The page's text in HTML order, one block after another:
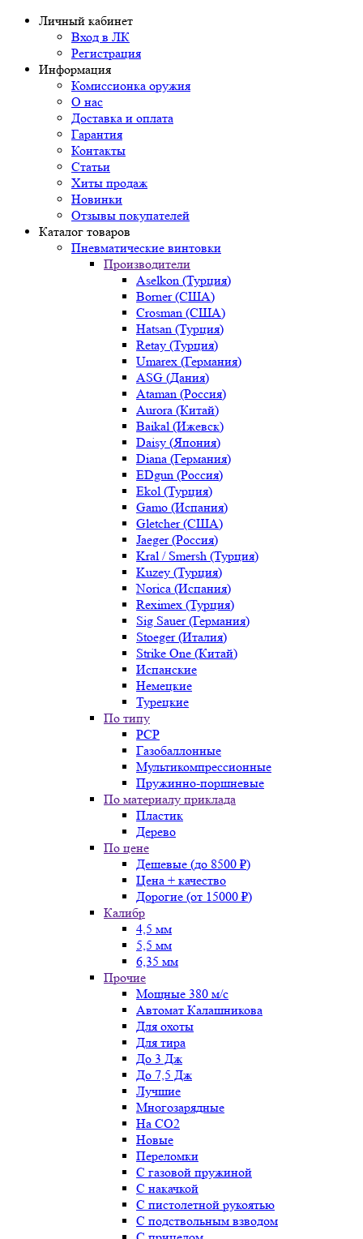
Личный кабинет
Вход в ЛК
Регистрация
Информация
Комиссионка оружия
О нас
Доставка и оплата
Гарантия
Контакты
Статьи
Хиты продаж
Новинки
Отзывы покупателей
Каталог товаров
Пневматические винтовки
Производители
Aselkon (Турция)
Borner (США)
Crosman (США)
Hatsan (Турция)
Retay (Турция)
Umarex (Германия)
ASG (Дания)
Ataman (Россия)
Aurora (Китай)
Baikal (Ижевск)
Daisy (Япония)
Diana (Германия)
EDgun (Россия)
Ekol (Турция)
Gamo (Испания)
Gletcher (США)
Jaeger (Россия)
Kral / Smersh (Турция)
Kuzey (Турция)
Norica (Испания)
Reximex (Турция)
Sig Sauer (Германия)
Stoeger (Италия)
Strike One (Китай)
Испанские
Немецкие
Турецкие
По типу
PCP
Газобаллонные
Мультикомпрессионные
Пружинно-поршневые
По материалу приклада
Пластик
Дерево
По цене
Дешевые (до 8500 ₽)
Цена + качество
Дорогие (от 15000 ₽)
Калибр
4,5 мм
5,5 мм
6,35 мм
Прочие
Мощные 380 м/с
Автомат Калашникова
Для охоты
Для тира
До 3 Дж
До 7,5 Дж
Лучшие
Многозарядные
На CO2
Новые
Переломки
С газовой пружиной
С накачкой
С пистолетной рукоятью
С подствольным взводом